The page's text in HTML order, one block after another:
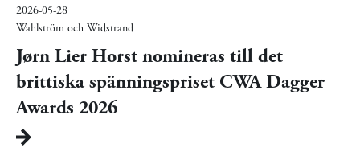
2026-05-28
Wahlström och Widstrand
Jørn Lier Horst nomineras till det
brittiska spänningspriset CWA Dagger
Awards 2026